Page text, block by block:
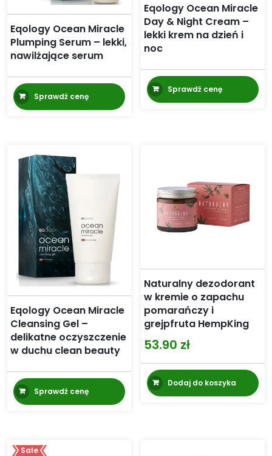
Eqology Ocean Miracle
Plumping Serum – lekki,
nawilżające serum
Sprawdź cenę
Eqology Ocean Miracle
Day & Night Cream –
lekki krem na dzień i
noc
Sprawdź cenę
Eqology Ocean Miracle
Cleansing Gel –
delikatne oczyszczenie
w duchu clean beauty
Sprawdź cenę
Naturalny dezodorant
w kremie o zapachu
pomarańczy i
grejpfruta HempKing
53.90 zł
Dodaj do koszyka
Sale